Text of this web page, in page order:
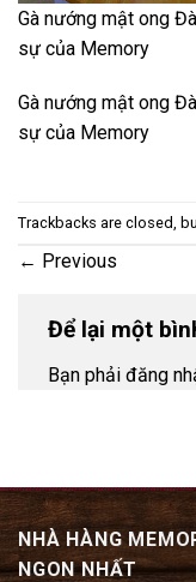
Gà nướng mật ong
sự của Memory
Gà nướng mật ong
sự của Memory
Trackbacks are closed,
← Previous
Để lại một
Bạn phải đăng
NHÀ HÀNG
NGON NHẤT